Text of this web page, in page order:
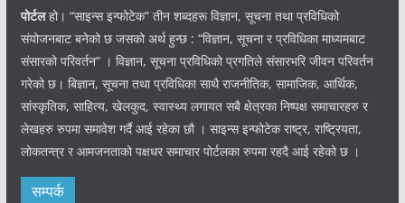
पोर्टलहो। “साइन्स इन्फोटेक” तीन शब्दहरू विज्ञान, सूचना तथा प्रविधिको
संयोजनबाट बनेको छ जसको अर्थ हुन्छ : “विज्ञान, सूचना र प्रविधिका माध्यमबाट
संसारको परिवर्तन” । विज्ञान, सूचना प्रविधिको प्रगतिले संसारभरि जीवन परिवर्तन
गरेको छ। बिज्ञान, सूचना तथा प्रविधिका साथै राजनीतिक, सामाजिक, आर्थिक,
सांस्कृतिक, साहित्य, खेलकुद, स्वास्थ्य लगायत सबै क्षेत्रका निष्पक्ष समाचारहरु र
लेखहरु रुपमा समावेश गर्दै आई रहेका छौ । साइन्स इन्फोटेक राष्ट्र, राष्ट्रियता,
लोकतन्त्र र आमजनताको पक्षधर समाचार पोर्टलका रुपमा रहदै आई रहेको छ ।
सम्पर्क